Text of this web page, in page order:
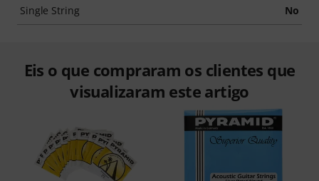
Single String No
Eis o que compraram os clientes que
visualizaram este artigo